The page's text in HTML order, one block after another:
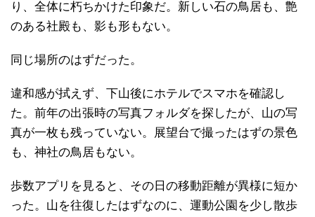
り、全体に朽ちかけた印象だ。新しい石の鳥居も、艶
のある社殿も、影も形もない。
同じ場所のはずだった。
違和感が拭えず、下山後にホテルでスマホを確認し
た。前年の出張時の写真フォルダを探したが、山の写
真が一枚も残っていない。展望台で撮ったはずの景色
も、神社の鳥居もない。
歩数アプリを見ると、その日の移動距離が異様に短か
った。山を往復したはずなのに、運動公園を少し散歩